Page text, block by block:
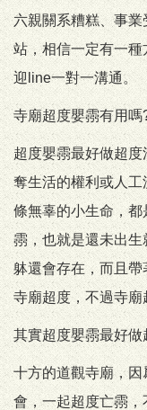
六親關系糟糕、事
站，相信一定有一
迎line一對一溝通。
寺廟超度嬰霛有用嗎
超度嬰霛最好做超
奪生活的權利或人
條無辜的小生命，
霛，也就是還未出
躰還會存在，而且
寺廟超度，不過寺
其實超度嬰霛最好
十方的道觀寺廟，
會，一起超度亡霛